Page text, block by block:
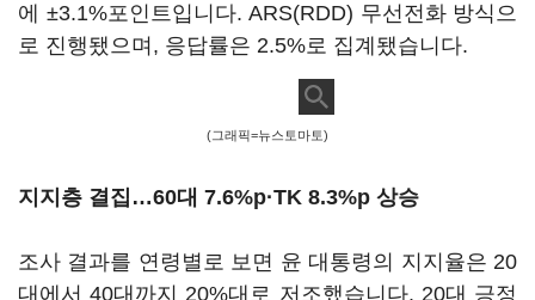
에 ±3.1%포인트입니다. ARS(RDD) 무선전화 방식으
로 진행됐으며, 응답률은 2.5%로 집계됐습니다.
(그래픽=뉴스토마토)
지지층 결집…60대 7.6%p·TK 8.3%p 상승
조사 결과를 연령별로 보면 윤 대통령의 지지율은 20
대에서 40대까지 20%대로 저조했습니다. 20대 긍정